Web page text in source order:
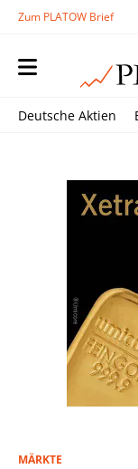
Zum PLATOW Brief
Deutsche Aktien
MÄRKTE